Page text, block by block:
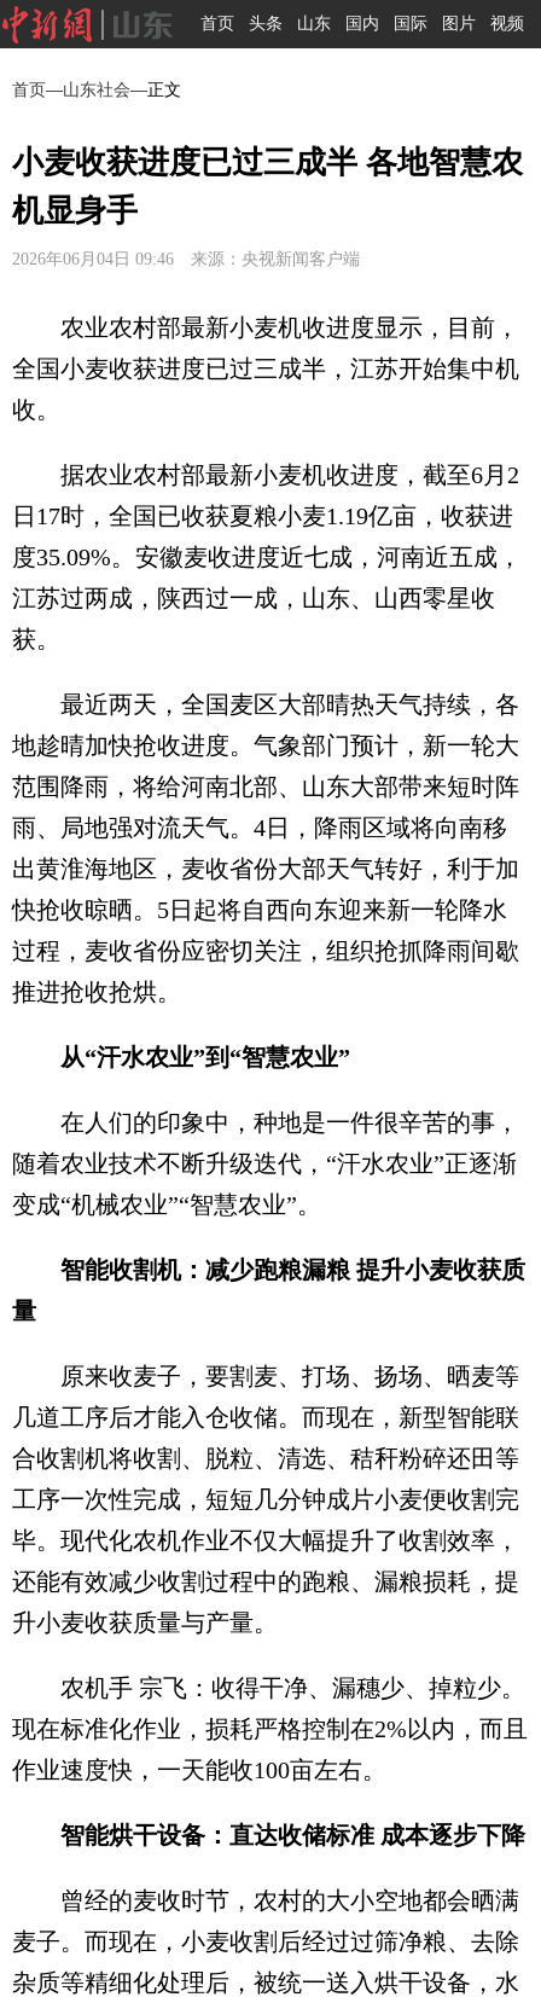
首页 头条 山东 国内 国际 图片 视频
首页—山东社会—正文
小麦收获进度已过三成半 各地智慧农
机显身手
2026年06月04日 09:46 来源：央视新闻客户端
农业农村部最新小麦机收进度显示，目前，
全国小麦收获进度已过三成半，江苏开始集中机
收。
据农业农村部最新小麦机收进度，截至6月2
日17时，全国已收获夏粮小麦1.19亿亩，收获进
度35.09%。安徽麦收进度近七成，河南近五成，
江苏过两成，陕西过一成，山东、山西零星收
获。
最近两天，全国麦区大部晴热天气持续，各
地趁晴加快抢收进度。气象部门预计，新一轮大
范围降雨，将给河南北部、山东大部带来短时阵
雨、局地强对流天气。4日，降雨区域将向南移
出黄淮海地区，麦收省份大部天气转好，利于加
快抢收晾晒。5日起将自西向东迎来新一轮降水
过程，麦收省份应密切关注，组织抢抓降雨间歇
推进抢收抢烘。
从“汗水农业”到“智慧农业”
在人们的印象中，种地是一件很辛苦的事，
随着农业技术不断升级迭代，“汗水农业”正逐渐
变成“机械农业”“智慧农业”。
智能收割机：减少跑粮漏粮 提升小麦收获质
量
原来收麦子，要割麦、打场、扬场、晒麦等
几道工序后才能入仓收储。而现在，新型智能联
合收割机将收割、脱粒、清选、秸秆粉碎还田等
工序一次性完成，短短几分钟成片小麦便收割完
毕。现代化农机作业不仅大幅提升了收割效率，
还能有效减少收割过程中的跑粮、漏粮损耗，提
升小麦收获质量与产量。
农机手 宗飞：收得干净、漏穗少、掉粒少。
现在标准化作业，损耗严格控制在2%以内，而且
作业速度快，一天能收100亩左右。
智能烘干设备：直达收储标准 成本逐步下降
曾经的麦收时节，农村的大小空地都会晒满
麦子。而现在，小麦收割后经过过筛净粮、去除
杂质等精细化处理后，被统一送入烘干设备，水